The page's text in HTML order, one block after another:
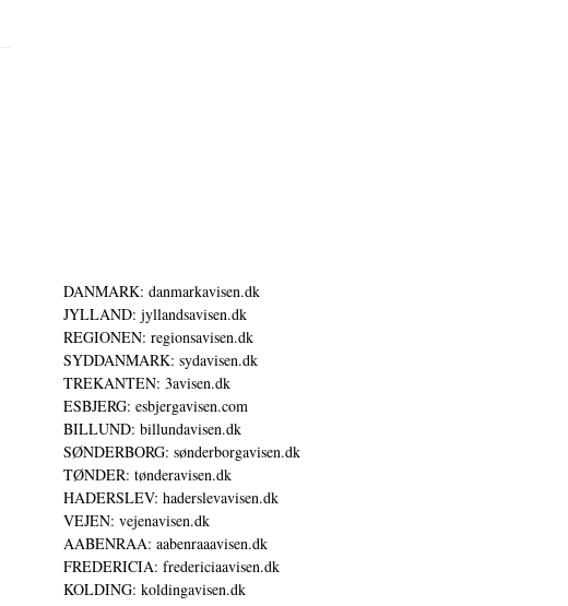
DANMARK: danmarkavisen.dk
JYLLAND: jyllandsavisen.dk
REGIONEN: regionsavisen.dk
SYDDANMARK: sydavisen.dk
TREKANTEN: 3avisen.dk
ESBJERG: esbjergavisen.com
BILLUND: billundavisen.dk
SØNDERBORG: sønderborgavisen.dk
TØNDER: tønderavisen.dk
HADERSLEV: haderslevavisen.dk
VEJEN: vejenavisen.dk
AABENRAA: aabenraaavisen.dk
FREDERICIA: fredericiaavisen.dk
KOLDING: koldingavisen.dk